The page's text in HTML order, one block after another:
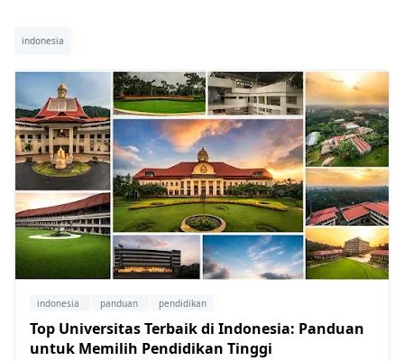
indonesia
indonesia panduan pendidikan
Top Universitas Terbaik di Indonesia: Panduan
untuk Memilih Pendidikan Tinggi